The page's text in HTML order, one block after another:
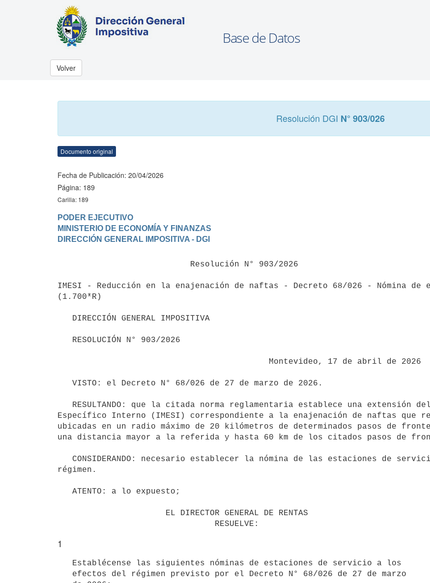
Volver
Resolución DGI N° 903/026
Documento original
Fecha de Publicación: 20/04/2026
Página: 189
Carilla: 189
PODER EJECUTIVO
MINISTERIO DE ECONOMÍA Y FINANZAS
IMESI - Reducción en la enajenación de naftas - Decreto 68/026 - Nómina de
(1.700*R)
Específico Interno (IMESI) correspondiente a la enajenación de naftas que
ubicadas en un radio máximo de 20 kilómetros de determinados pasos de
una distancia mayor a la referida y hasta 60 km de los citados pasos de
régimen.
1